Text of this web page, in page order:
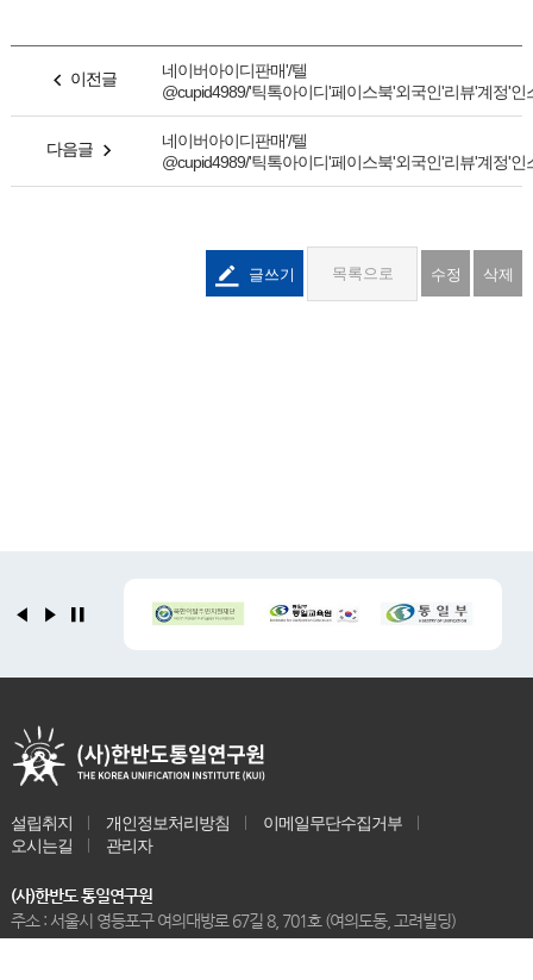
이전글
네이버아이디판매'/텔
@cupid4989/'틱톡아이디'페이스북'외국인'리뷰'계정'인
다음글
네이버아이디판매'/텔
@cupid4989/'틱톡아이디'페이스북'외국인'리뷰'계정'인
글쓰기
설립취지 개인정보처리방침
이메일무단수집거부
오시는길
관리자
(사)한반도 통일연구원
주소 : 서울시 영등포구 여의대방로 67길 8, 701호 (여의도동, 고려빌딩)